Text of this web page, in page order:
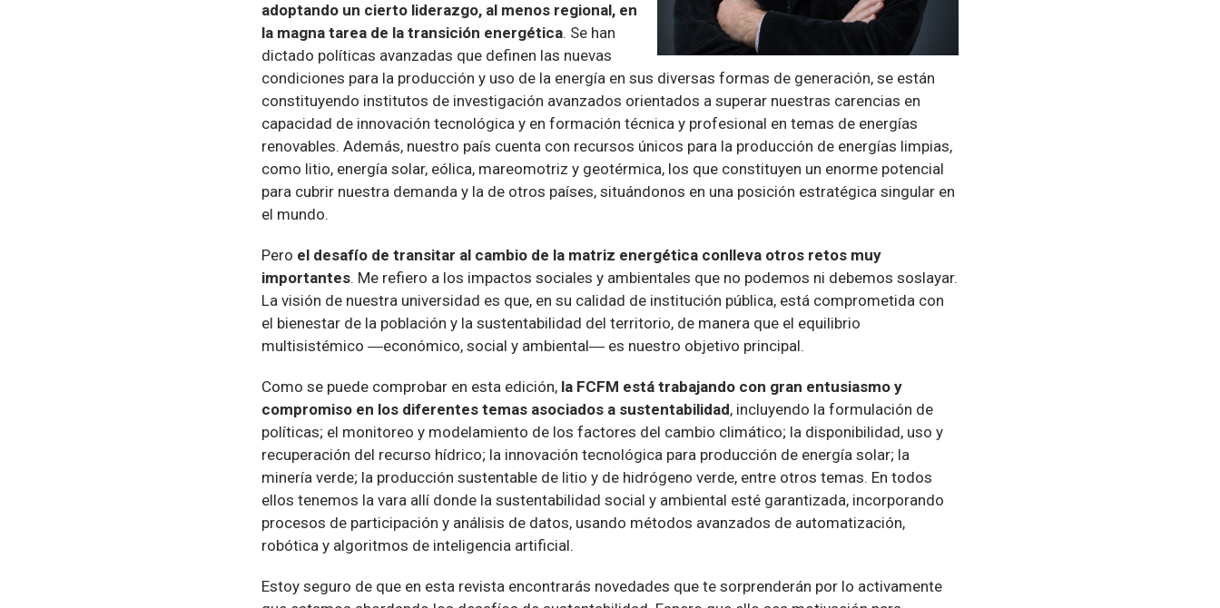
adoptando un cierto liderazgo, al menos regional, en
la magna tarea de la transición energética. Se han
dictado políticas avanzadas que definen las nuevas
condiciones para la producción y uso de la energía en sus diversas formas de generación, se están
constituyendo institutos de investigación avanzados orientados a superar nuestras carencias en
capacidad de innovación tecnológica y en formación técnica y profesional en temas de energías
renovables. Además, nuestro país cuenta con recursos únicos para la producción de energías limpias,
como litio, energía solar, eólica, mareomotriz y geotérmica, los que constituyen un enorme potencial
para cubrir nuestra demanda y la de otros países, situándonos en una posición estratégica singular en
el mundo.
Pero el desafío de transitar al cambio de la matriz energética conlleva otros retos muy
importantes. Me refiero a los impactos sociales y ambientales que no podemos ni debemos soslayar.
La visión de nuestra universidad es que, en su calidad de institución pública, está comprometida con
el bienestar de la población y la sustentabilidad del territorio, de manera que el equilibrio
multisistémico ―económico, social y ambiental― es nuestro objetivo principal.
Como se puede comprobar en esta edición, la FCFM está trabajando con gran entusiasmo y
compromiso en los diferentes temas asociados a sustentabilidad, incluyendo la formulación de
políticas; el monitoreo y modelamiento de los factores del cambio climático; la disponibilidad, uso y
recuperación del recurso hídrico; la innovación tecnológica para producción de energía solar; la
minería verde; la producción sustentable de litio y de hidrógeno verde, entre otros temas. En todos
ellos tenemos la vara allí donde la sustentabilidad social y ambiental esté garantizada, incorporando
procesos de participación y análisis de datos, usando métodos avanzados de automatización,
robótica y algoritmos de inteligencia artificial.
Estoy seguro de que en esta revista encontrarás novedades que te sorprenderán por lo activamente